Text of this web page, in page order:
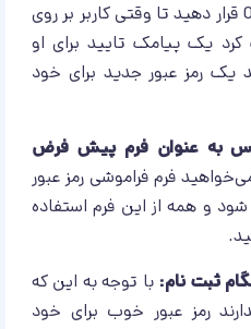
بخش را بر روی مقدارد ON قرار دهید تا وقتی کاربر بر روی
کرد یک پیامک تایید برای او
یک رمز عبور جدید برای خود
به عنوان فرم پیش فرض
فرم فراموشی رمز عبور
و همه از این فرم استفاده
ثبت نام: با توجه به این که
رمز عبور خوب برای خود